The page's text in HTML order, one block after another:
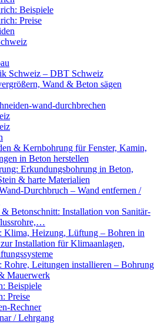
Beispiele
Preise
Schweiz – DBT Schweiz
Wand & Beton sägen
wand-durchbrechen
& Kernbohrung für Fenster, Kamin,
in Beton herstellen
Erkundungsbohrung in Beton,
& harte Materialien
Durchbruch – Wand entfernen /
Betonschnitt: Installation von Sanitär-
Klima, Heizung, Lüftung – Bohren in
Installation für Klimaanlagen,
Rohre, Leitungen installieren – Bohrung
Mauerwerk
Beispiele
Preise
Rechner
/ Lehrgang